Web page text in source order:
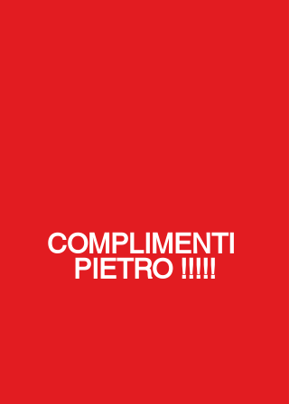
COMPLIMENTI
PIETRO !!!!!